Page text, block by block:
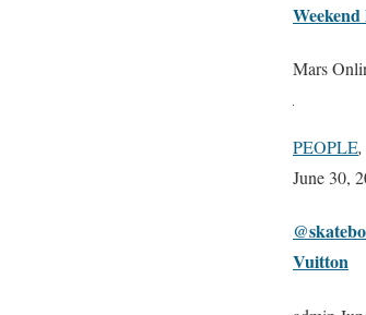
Mars
PEOPLE,
June 30,
Vuitton